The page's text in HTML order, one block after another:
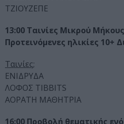
ΤΖΙΟΥΖΕΠΕ
13:00 Ταινίες Μικρού
Προτεινόμενες ηλικίες 10+
Ταινίες;
ΕΝΙΔΡΥΔΑ
ΛΟΦΟΣ TIBBITS
AΟΡΑΤΗ ΜΑΘΗΤΡΙΑ
16:00 Προβολή θεματικής